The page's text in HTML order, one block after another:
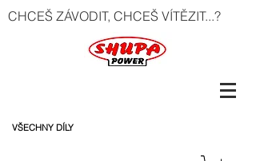
CHCEŠ ZÁVODIT, CHCEŠ VÍTĚZIT...?
VŠECHNY DÍLY